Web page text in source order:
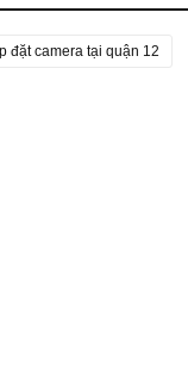
đặt camera tại quận 12